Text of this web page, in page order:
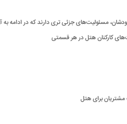
مسئولیت‌های جزئی تری دارند که در ادامه
کارکنان هتل در هر قسمتی
برای هتل